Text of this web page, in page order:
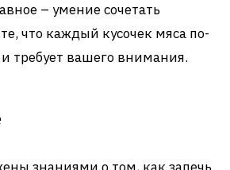
– умение сочетать
что каждый кусочек мяса по-
требует вашего внимания.